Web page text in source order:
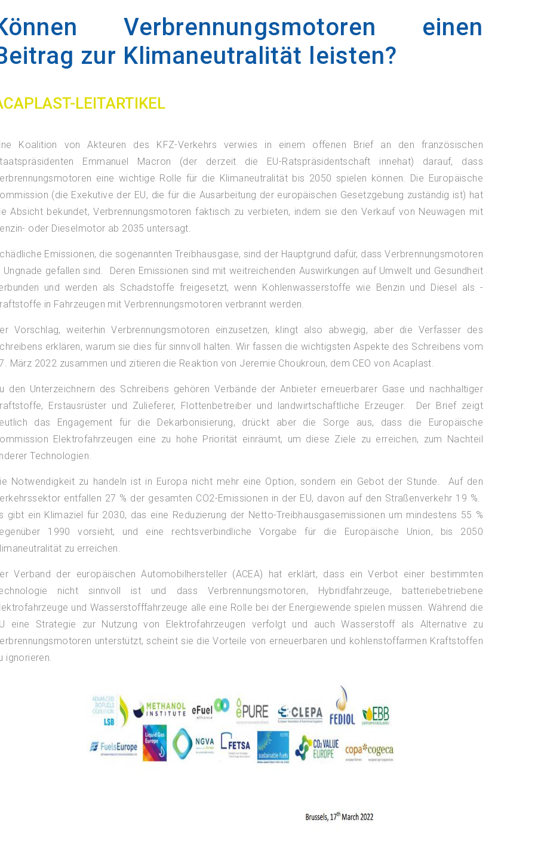
Verbrennungsmotoren einen
zur Klimaneutralität leisten?
LEITARTIKEL
Koalition von Akteuren des KFZ-Verkehrs verwies in einem offenen Brief an den französischen
Emmanuel Macron (der derzeit die EU-Ratspräsidentschaft innehat) darauf, dass
eine wichtige Rolle für die Klimaneutralität bis 2050 spielen können. Die Europäische
(die Exekutive der EU, die für die Ausarbeitung der europäischen Gesetzgebung zuständig ist) hat
Absicht bekundet, Verbrennungsmotoren faktisch zu verbieten, indem sie den Verkauf von Neuwagen mit
oder Dieselmotor ab 2035 untersagt.
Emissionen, die sogenannten Treibhausgase, sind der Hauptgrund dafür, dass Verbrennungsmotoren
Ungnade gefallen sind. Deren Emissionen sind mit weitreichenden Auswirkungen auf Umwelt und Gesundheit
und werden als Schadstoffe freigesetzt, wenn Kohlenwasserstoffe wie Benzin und Diesel als -
in Fahrzeugen mit Verbrennungsmotoren verbrannt werden.
Vorschlag, weiterhin Verbrennungsmotoren einzusetzen, klingt also abwegig, aber die Verfasser des
erklären, warum sie dies für sinnvoll halten. Wir fassen die wichtigsten Aspekte des Schreibens vom
März 2022 zusammen und zitieren die Reaktion von Jeremie Choukroun, dem CEO von Acaplast.
den Unterzeichnern des Schreibens gehören Verbände der Anbieter erneuerbarer Gase und nachhaltiger
Erstausrüster und Zulieferer, Flottenbetreiber und landwirtschaftliche Erzeuger. Der Brief zeigt
das Engagement für die Dekarbonisierung, drückt aber die Sorge aus, dass die Europäische
Elektrofahrzeugen eine zu hohe Priorität einräumt, um diese Ziele zu erreichen, zum Nachteil
Technologien.
Notwendigkeit zu handeln ist in Europa nicht mehr eine Option, sondern ein Gebot der Stunde. Auf den
entfallen 27 % der gesamten CO2-Emissionen in der EU, davon auf den Straßenverkehr 19 %.
gibt ein Klimaziel für 2030, das eine Reduzierung der Netto-Treibhausgasemissionen um mindestens 55 %
1990 vorsieht, und eine rechtsverbindliche Vorgabe für die Europäische Union, bis 2050
zu erreichen.
Verband der europäischen Automobilhersteller (ACEA) hat erklärt, dass ein Verbot einer bestimmten
nicht sinnvoll ist und dass Verbrennungsmotoren, Hybridfahrzeuge, batteriebetriebene
und Wasserstofffahrzeuge alle eine Rolle bei der Energiewende spielen müssen. Während die
eine Strategie zur Nutzung von Elektrofahrzeugen verfolgt und auch Wasserstoff als Alternative zu
unterstützt, scheint sie die Vorteile von erneuerbaren und kohlenstoffarmen Kraftstoffen
ignorieren.